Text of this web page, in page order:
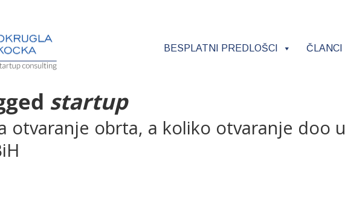
BESPLATNI PREDLOŠCI ČLANCI
startup
otvaranje obrta, a koliko otvaranje doo u